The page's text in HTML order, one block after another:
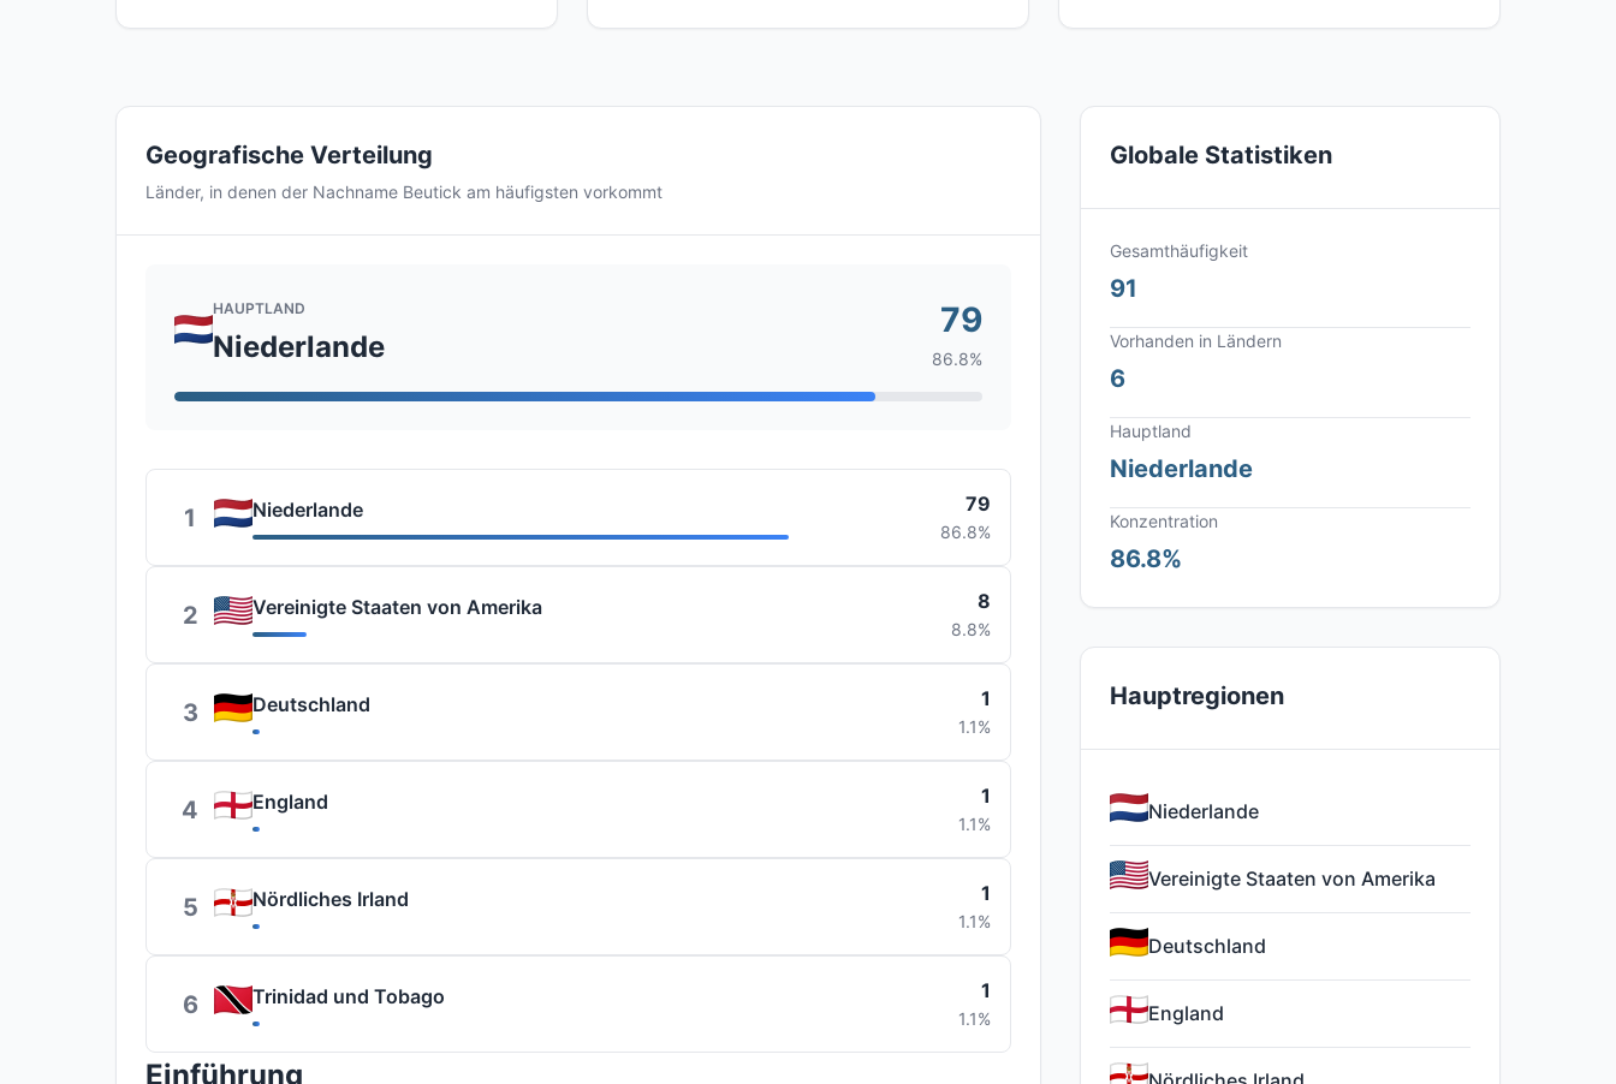
Geografische Verteilung
Länder, in denen der Nachname Beutick am häufigsten vorkommt
HAUPTLAND
Niederlande
79
86.8%
1 Niederlande 79
86.8%
2 Vereinigte Staaten von Amerika 8
8.8%
3 Deutschland 1
1.1%
4 England 1
1.1%
5 Nördliches Irland 1
1.1%
6 Trinidad und Tobago 1
1.1%
Einführung
Globale Statistiken
Gesamthäufigkeit
91
Vorhanden in Ländern
6
Hauptland
Niederlande
Konzentration
86.8%
Hauptregionen
Niederlande
Vereinigte Staaten von Amerika
Deutschland
England